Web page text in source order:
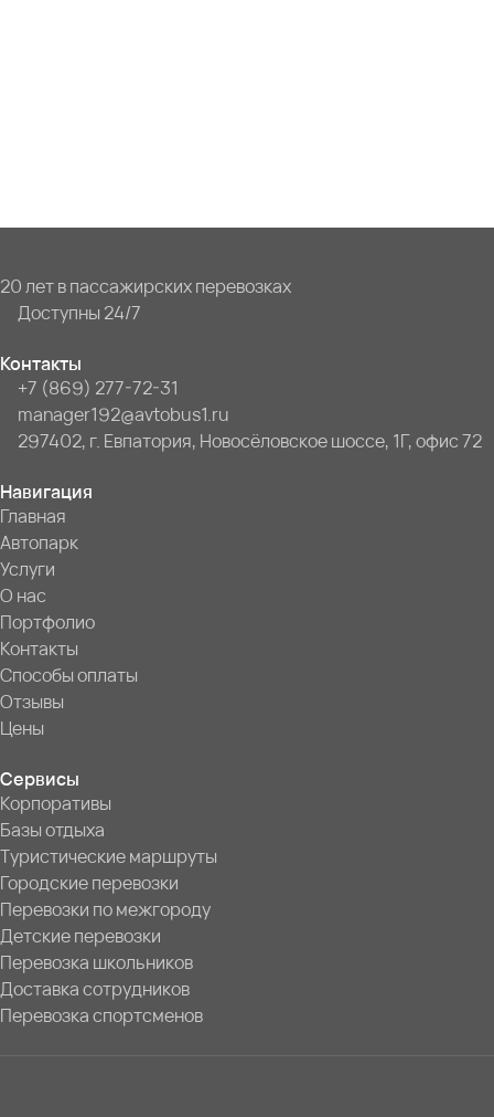
20 лет в пассажирских перевозках
Доступны 24/7
Контакты
+7 (869) 277-72-31
manager192@avtobus1.ru
297402, г. Евпатория, Новосёловское шоссе, 1Г, офис 72
Навигация
Главная
Автопарк
Услуги
О нас
Портфолио
Контакты
Способы оплаты
Отзывы
Цены
Сервисы
Корпоративы
Базы отдыха
Туристические маршруты
Городские перевозки
Перевозки по межгороду
Детские перевозки
Перевозка школьников
Доставка сотрудников
Перевозка спортсменов